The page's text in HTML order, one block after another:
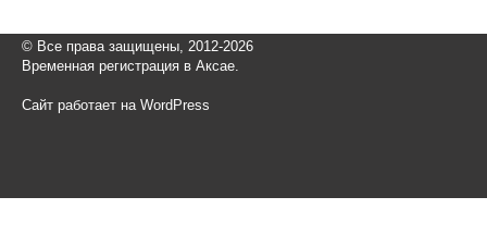
© Все права защищены, 2012-2026
Временная регистрация в Аксае.
Сайт работает на WordPress